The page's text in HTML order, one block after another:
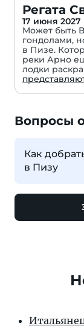
Регата
17 июня 2027
Может быть
гондолами,
в Пизе.
реки Арно
лодки
Вопросы
Как
в Пизу